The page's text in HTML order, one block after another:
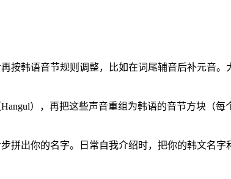
按韩语音节规则调整，比如在词尾辅音后补元音
），再把这些声音重组为韩语的音节方块（
拼出你的名字。日常自我介绍时，把你的韩文名字